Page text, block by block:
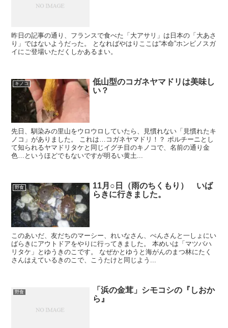
昨日の記事の通り、フランスで食べた「大アサリ」は日本の「大あさ
り」ではないようだった。 となればやはりここは“本命”ホンビノスガ
イにご登場いただくしかあるまい。
キノコ
低山型のコガネヤマドリは美味し
い？
先日、馴染みの里山をウロウロしていたら、見慣れない「見慣れたキ
ノコ」がありました。 これは…コガネヤマドリ！？ ポルチーニとし
て知られるヤマドリタケと同じイグチ目のキノコで、名前の通り金
色…というほどでもないですが明るい黄土...
野食
11月○日（雨のちくもり） いば
らきに行きました。
このあいだ、友だちのマーシー、れいなさん、ぺんさんと一しょにい
ばらきにアウトドアをやりに行ってきました。 本めいは「マツバハ
リタケ」とゆうきのこです。 なぜかとゆうと海がんのまつ林にたく
さんはえているきのこで、こうたけと同じよう...
野食
「浜の金茸」シモコシの『しおか
ら』